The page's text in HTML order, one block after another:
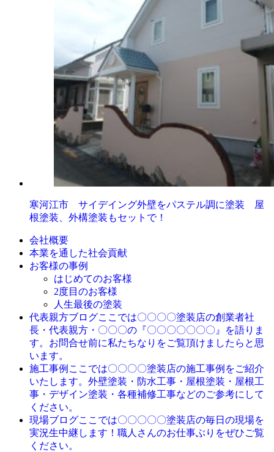
寒河江市 サイデイング外壁をパステル調に塗装 屋
根塗装、外構塗装もセットで！
会社概要
本業を通した社会貢献
お客様の事例
はじめてのお客様
2度目のお客様
人生最後の塗装
代表親方ブログここでは〇〇〇〇塗装店の創業者社
長・代表親方・〇〇〇の『〇〇〇〇〇〇〇』を語りま
す。お問合せ前に私たちなりをご覧頂けましたらと思
います。
施工事例 ここでは〇〇〇〇塗装店の施工事例をご紹介
いたします。外壁塗装・防水工事・屋根塗装・屋根工
事・デザイン塗装・各種補修工事などのご参考にして
ください。
現場ブログここでは〇〇〇〇〇塗装店の毎日の現場を
実況生中継します！職人さんのお仕事ぶりをぜひご覧
ください。